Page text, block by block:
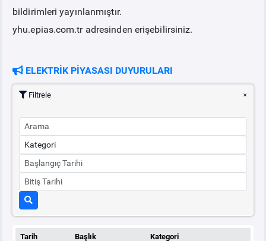
SERBEST TÜKETİCİ
TEMİNAT
BÜLTENLER
DUYURULAR
BT HİZMET YÖNETİM SİSTEMİ POLİTİKAMIZ
bildirimleri yayınlanmıştır.
yhu.epias.com.tr adresinden erişebilirsiniz.
ELEKTRİK PİYASASI DUYURULARI
Filtrele
Tarih Başlık
Kategori